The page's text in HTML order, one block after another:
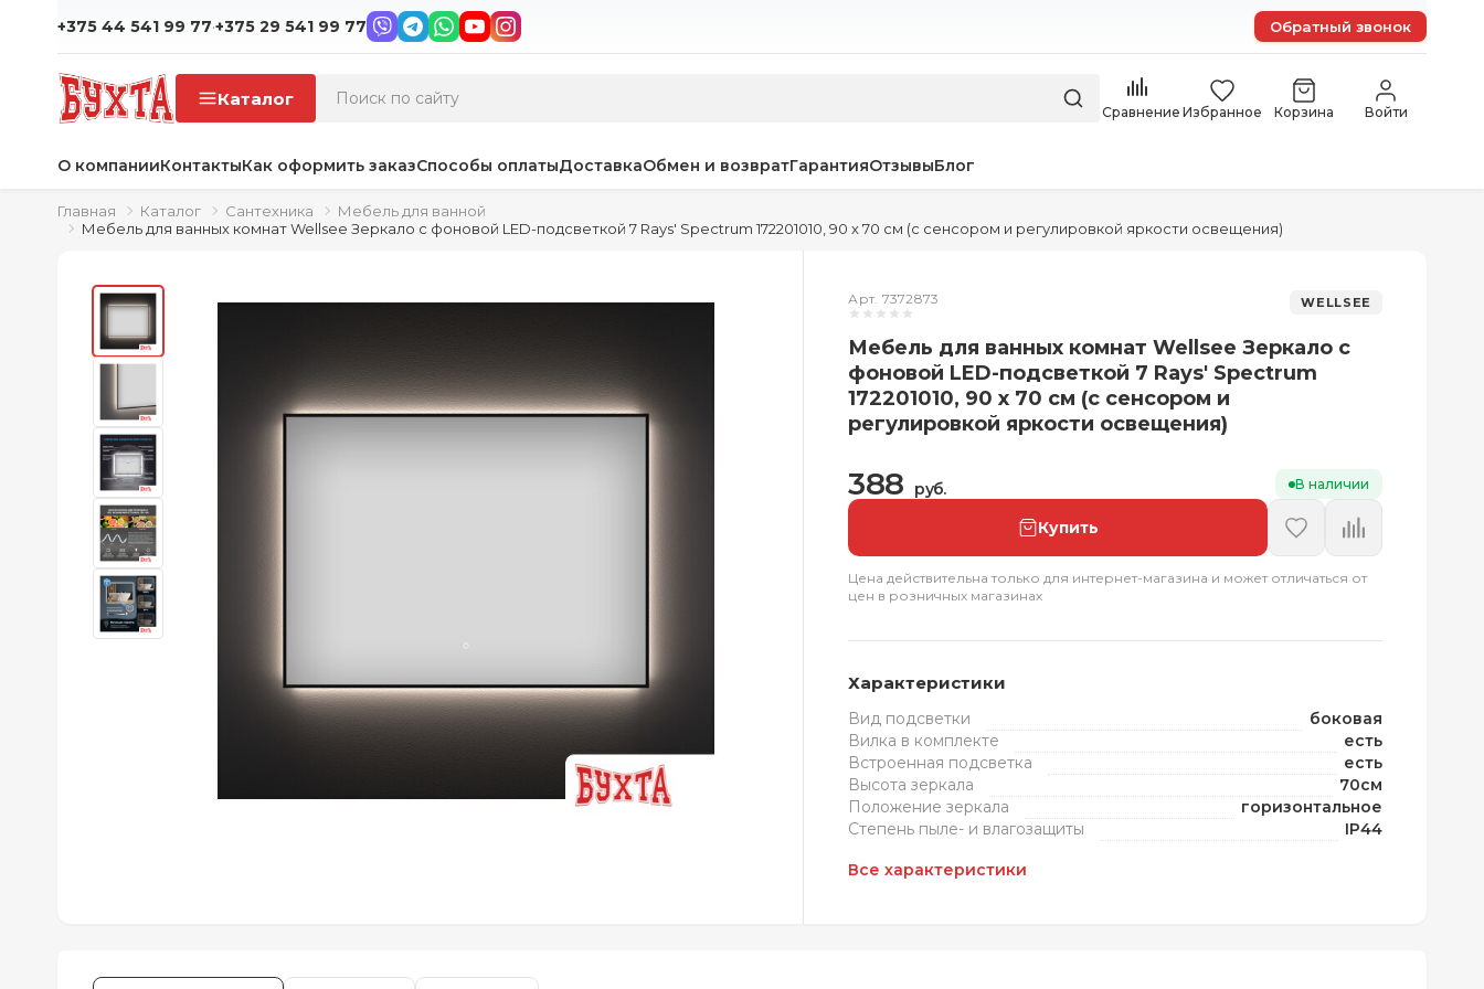
+375 44 541 99 77·+375 29 541 99 77 Обратный звонок
Каталог
Сравнение Избранное Корзина Войти
О компанииКонтактыКак оформить заказСпособы оплатыДоставкаОбмен и возвратГарантияОтзывыБлог
Главная Каталог Сантехника
Мебель для ванной
Мебель для ванных комнат Wellsee Зеркало с фоновой LED-подсветкой 7 Rays' Spectrum 172201010, 90 х 70 см (с сенсором и регулировкой яркости освещения)
Арт. 7372873 WELLSEE
Мебель для ванных комнат Wellsee Зеркало с
фоновой LED-подсветкой 7 Rays' Spectrum
172201010, 90 х 70 см (с сенсором и
регулировкой яркости освещения)
388 руб. В наличии
Купить
Цена действительна только для интернет-магазина и может отличаться от
цен в розничных магазинах
Характеристики
Вид подсветки
боковая
Вилка в комплекте
есть
Встроенная подсветка
есть
Высота зеркала
70см
Положение зеркала
горизонтальное
Степень пыле- и влагозащиты
IP44
Все характеристики